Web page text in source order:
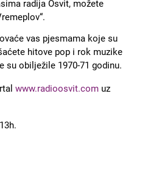
radija Osvit, možete
vas pjesmama koje su
hitove pop i rok muzike
su obilježile 1970-71 godinu.
www.radioosvit.com uz